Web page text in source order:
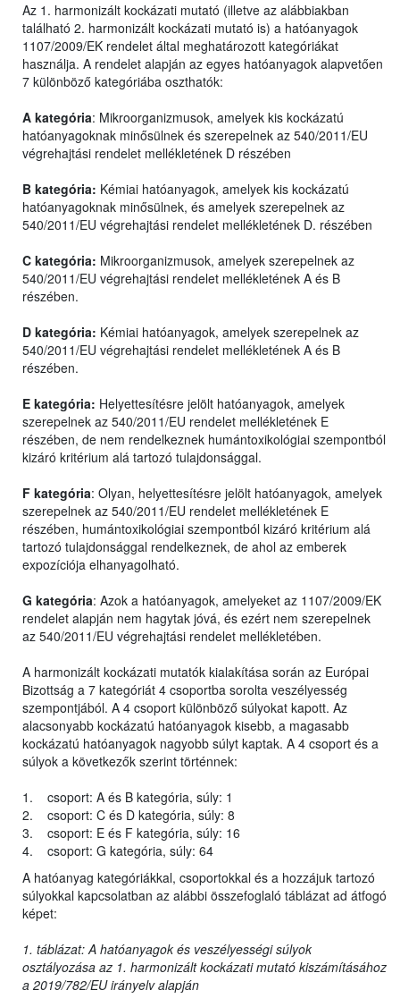
Az 1. harmonizált kockázati mutató (illetve az alábbiakban
található 2. harmonizált kockázati mutató is) a hatóanyagok
1107/2009/EK rendelet által meghatározott kategóriákat
használja. A rendelet alapján az egyes hatóanyagok alapvetően
7 különböző kategóriába oszthatók:
A kategória: Mikroorganizmusok, amelyek kis kockázatú
hatóanyagoknak minősülnek és szerepelnek az 540/2011/EU
végrehajtási rendelet mellékletének D részében
B kategória: Kémiai hatóanyagok, amelyek kis kockázatú
hatóanyagoknak minősülnek, és amelyek szerepelnek az
540/2011/EU végrehajtási rendelet mellékletének D. részében
C kategória: Mikroorganizmusok, amelyek szerepelnek az
540/2011/EU végrehajtási rendelet mellékletének A és B
részében.
D kategória: Kémiai hatóanyagok, amelyek szerepelnek az
540/2011/EU végrehajtási rendelet mellékletének A és B
részében.
E kategória: Helyettesítésre jelölt hatóanyagok, amelyek
szerepelnek az 540/2011/EU rendelet mellékletének E
részében, de nem rendelkeznek humántoxikológiai szempontból
kizáró kritérium alá tartozó tulajdonsággal.
F kategória: Olyan, helyettesítésre jelölt hatóanyagok, amelyek
szerepelnek az 540/2011/EU rendelet mellékletének E
részében, humántoxikológiai szempontból kizáró kritérium alá
tartozó tulajdonsággal rendelkeznek, de ahol az emberek
expozíciója elhanyagolható.
G kategória: Azok a hatóanyagok, amelyeket az 1107/2009/EK
rendelet alapján nem hagytak jóvá, és ezért nem szerepelnek
az 540/2011/EU végrehajtási rendelet mellékletében.
A harmonizált kockázati mutatók kialakítása során az Európai
Bizottság a 7 kategóriát 4 csoportba sorolta veszélyesség
szempontjából. A 4 csoport különböző súlyokat kapott. Az
alacsonyabb kockázatú hatóanyagok kisebb, a magasabb
kockázatú hatóanyagok nagyobb súlyt kaptak. A 4 csoport és a
súlyok a következők szerint történnek:
1. csoport: A és B kategória, súly: 1
2. csoport: C és D kategória, súly: 8
3. csoport: E és F kategória, súly: 16
4. csoport: G kategória, súly: 64
A hatóanyag kategóriákkal, csoportokkal és a hozzájuk tartozó
súlyokkal kapcsolatban az alábbi összefoglaló táblázat ad átfogó
képet:
1. táblázat: A hatóanyagok és veszélyességi súlyok
osztályozása az 1. harmonizált kockázati mutató kiszámításához
a 2019/782/EU irányelv alapján